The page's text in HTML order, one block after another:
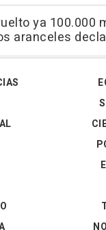
ya 100.000
aranceles